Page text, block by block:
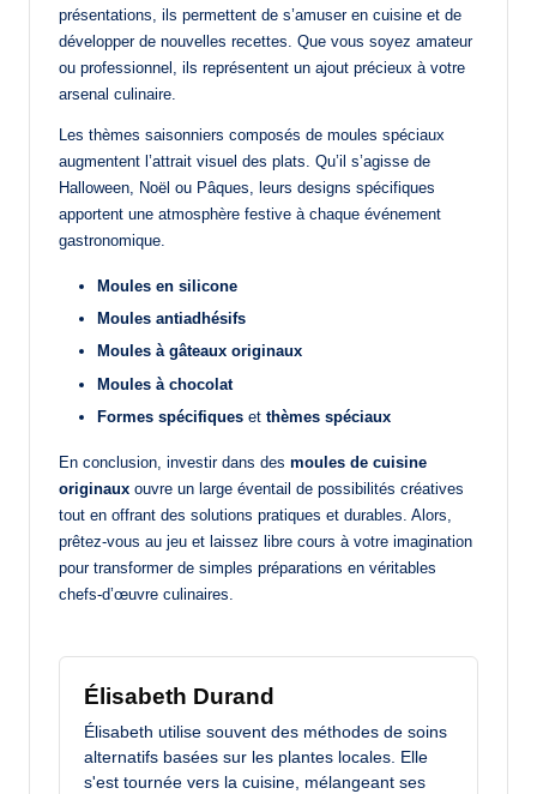
présentations, ils permettent de s’amuser en cuisine et de
développer de nouvelles recettes. Que vous soyez amateur
ou professionnel, ils représentent un ajout précieux à votre
arsenal culinaire.
Les thèmes saisonniers composés de moules spéciaux
augmentent l’attrait visuel des plats. Qu’il s’agisse de
Halloween, Noël ou Pâques, leurs designs spécifiques
apportent une atmosphère festive à chaque événement
gastronomique.
Moules en silicone
Moules antiadhésifs
Moules à gâteaux originaux
Moules à chocolat
Formes spécifiques et thèmes spéciaux
En conclusion, investir dans des moules de cuisine
originaux ouvre un large éventail de possibilités créatives
tout en offrant des solutions pratiques et durables. Alors,
prêtez-vous au jeu et laissez libre cours à votre imagination
pour transformer de simples préparations en véritables
chefs-d’œuvre culinaires.
Élisabeth Durand
Élisabeth utilise souvent des méthodes de soins
alternatifs basées sur les plantes locales. Elle
s'est tournée vers la cuisine, mélangeant ses